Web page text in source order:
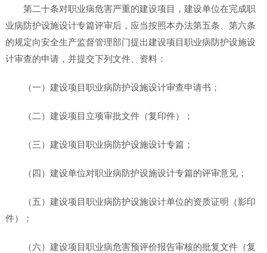
第二十条对职业病危害严重的建设项目，建设单位在完成职
业病防护设施设计专篇评审后，应当按照本办法第五条、第六条
的规定向安全生产监督管理部门提出建设项目职业病防护设施设
计审查的申请，并提交下列文件、资料：
（一）建设项目职业病防护设施设计审查申请书；
（二）建设项目立项审批文件（复印件）；
（三）建设项目职业病防护设施设计专篇；
（四）建设单位对职业病防护设施设计专篇的评审意见；
（五）建设项目职业病防护设施设计单位的资质证明（影印
件）；
（六）建设项目职业病危害预评价报告审核的批复文件（复